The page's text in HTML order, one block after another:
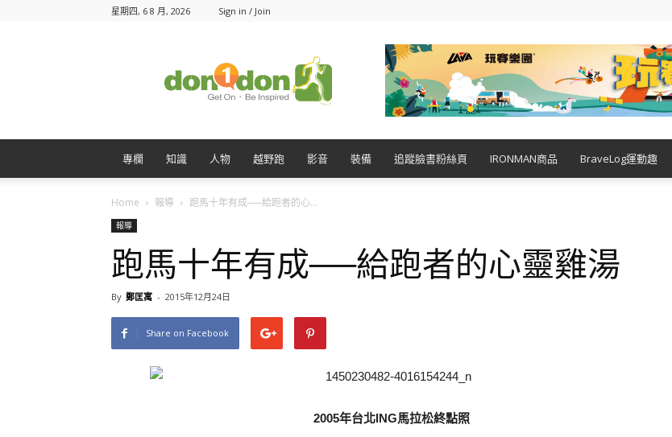
星期四, 6 8 月, 2026 Sign in / Join
專欄 知識 人物 越野跑 影音 裝備 追蹤臉書粉絲頁 IRONMAN商品 BraveLog運動趣
Home 報導 跑馬十年有成──給跑者的心...
報導
跑馬十年有成──給跑者的心靈雞湯
By 鄭匡寓 - 2015年12月24日
Share on Facebook
2005年台北ING馬拉松終點照